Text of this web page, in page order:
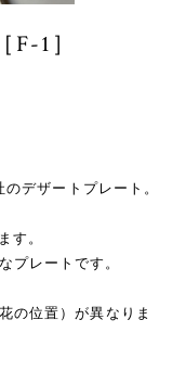
1］
デザートプレート。
す。
プレートです。
の位置）が異なりま